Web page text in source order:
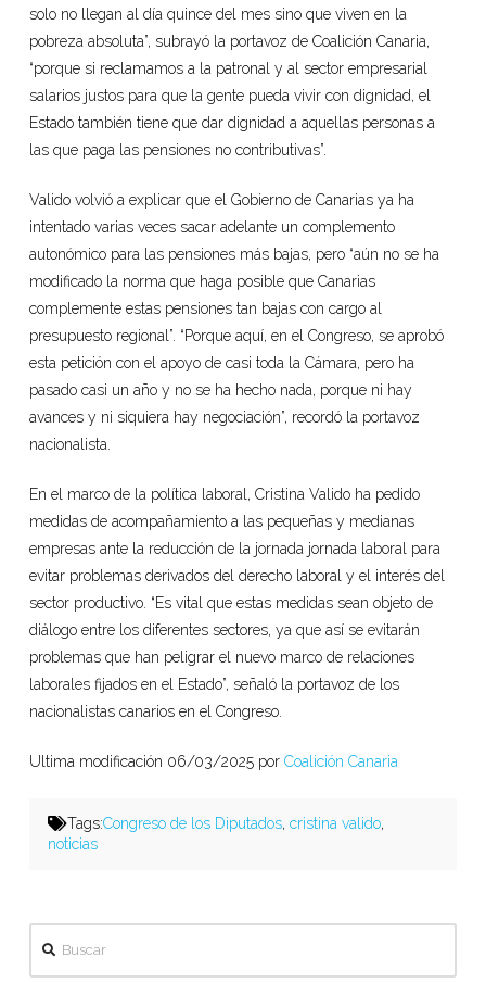
solo no llegan al día quince del mes sino que viven en la
pobreza absoluta”, subrayó la portavoz de Coalición Canaria,
“porque si reclamamos a la patronal y al sector empresarial
salarios justos para que la gente pueda vivir con dignidad, el
Estado también tiene que dar dignidad a aquellas personas a
las que paga las pensiones no contributivas”.
Valido volvió a explicar que el Gobierno de Canarias ya ha
intentado varias veces sacar adelante un complemento
autonómico para las pensiones más bajas, pero “aún no se ha
modificado la norma que haga posible que Canarias
complemente estas pensiones tan bajas con cargo al
presupuesto regional”. “Porque aquí, en el Congreso, se aprobó
esta petición con el apoyo de casi toda la Cámara, pero ha
pasado casi un año y no se ha hecho nada, porque ni hay
avances y ni siquiera hay negociación”, recordó la portavoz
nacionalista.
En el marco de la política laboral, Cristina Valido ha pedido
medidas de acompañamiento a las pequeñas y medianas
empresas ante la reducción de la jornada jornada laboral para
evitar problemas derivados del derecho laboral y el interés del
sector productivo. “Es vital que estas medidas sean objeto de
diálogo entre los diferentes sectores, ya que así se evitarán
problemas que han peligrar el nuevo marco de relaciones
laborales fijados en el Estado”, señaló la portavoz de los
nacionalistas canarios en el Congreso.
Ultima modificación 06/03/2025 por Coalición Canaria
Tags:Congreso de los Diputados,cristina valido,
noticias